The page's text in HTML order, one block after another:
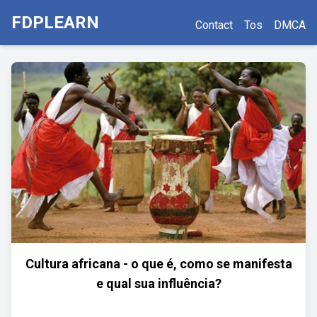
FDPLEARN Contact Tos DMCA
Cultura africana - o que é, como se manifesta
e qual sua influência?